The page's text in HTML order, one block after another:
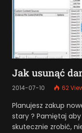
Jak usunąć
2014-07-10 62
Planujesz zakup
stary ? Pamiętaj
skutecznie zrobić,